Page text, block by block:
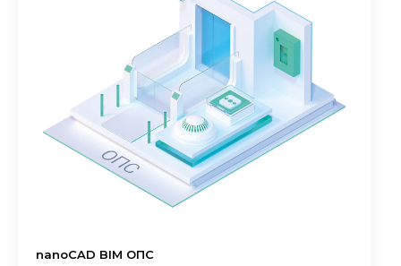
nanoCAD BIM ОПС